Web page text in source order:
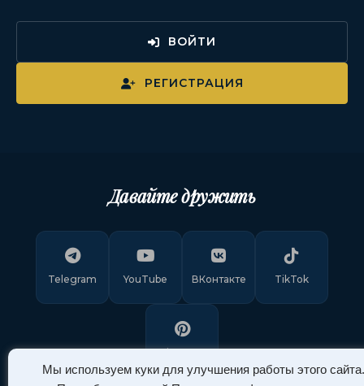
Мы используем куки для улучшения работы этого сайта.
ВОЙТИ
РЕГИСТРАЦИЯ
Давайте дружить
Telegram YouTube ВКонтакте TikTok
Pinterest